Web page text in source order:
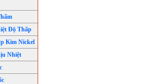
Độ Thấp
Kim Nickel
Nhiệt